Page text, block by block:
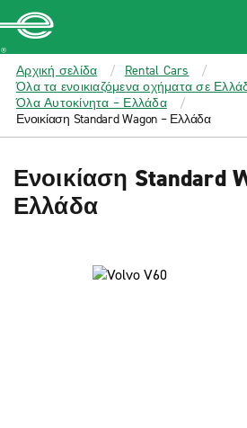
MAIN
CONTENT
Enterprise
Αρχική σελίδα
Rental Cars
Όλα τα ενοικιαζόμενα οχήματα σε
Όλα Αυτοκίνητα – Ελλάδα
Ενοικίαση Standard Wagon – Ελλάδα
Ενοικίαση Standard
Ελλάδα